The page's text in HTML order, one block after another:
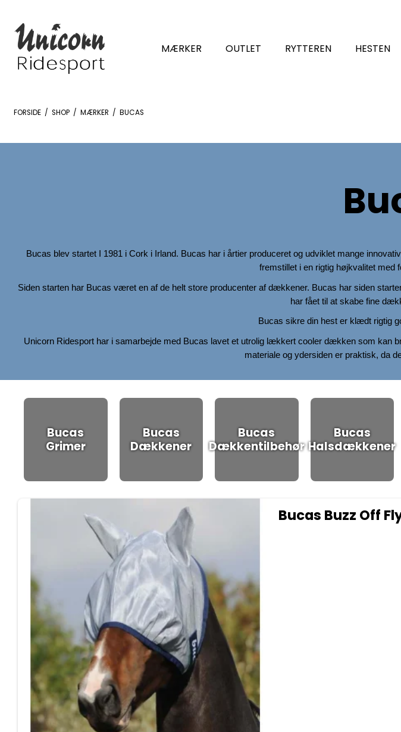
MÆRKER OUTLET RYTTEREN HESTEN
FORSIDE / SHOP / MÆRKER / BUCAS
Bucas blev startet I 1981 i Cork i Irland. Bucas har i årtier produceret og udviklet mange
fremstillet i en rigtig højkvalitet med
Siden starten har Bucas været en af de helt store producenter af dækkener. Bucas har siden
har fået til at skabe fine
Bucas sikre din hest er klædt rigtig
Unicorn Ridesport har i samarbejde med Bucas lavet et utrolig lækkert cooler dækken som kan
materiale og ydersiden er praktisk, da
Bucas
Grimer
Bucas
Dækkener
Bucas
Dækkentilbehør
Bucas
Halsdækkener
Bucas Buzz Off